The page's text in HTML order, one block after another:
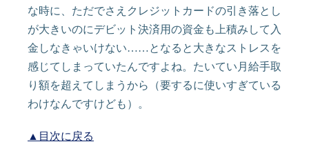
な時に、ただでさえクレジットカードの引き落とし
が大きいのにデビット決済用の資金も上積みして入
金しなきゃいけない……となると大きなストレスを
感じてしまっていたんですよね。たいてい月給手取
り額を超えてしまうから（要するに使いすぎている
わけなんですけども）。
▲目次に戻る